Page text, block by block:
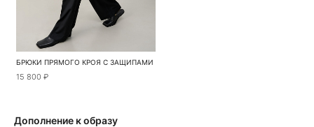
БРЮКИ ПРЯМОГО КРОЯ С ЗАЩИПАМИ
15 800 ₽
Дополнение к образу